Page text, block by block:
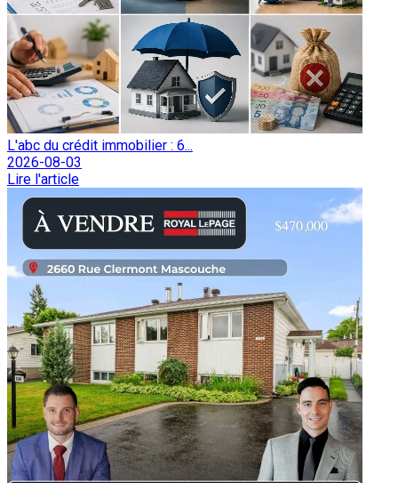
L'abc du crédit immobilier : 6...
2026-08-03
Lire l'article